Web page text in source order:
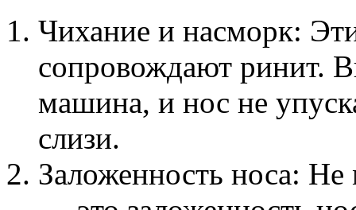
Чихание и насморк:
сопровождают ринит.
машина, и нос не
слизи.
Заложенность носа: